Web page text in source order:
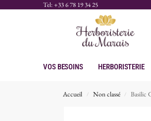
Tel: +33 6 78 19 34 25
Vos Besoins Herboristerie
Accueil / Non classé / Basilic